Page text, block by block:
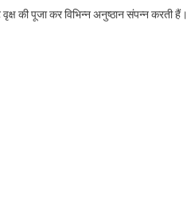
की पूजा कर विभिन्न अनुष्ठान संपन्न करती हैं।